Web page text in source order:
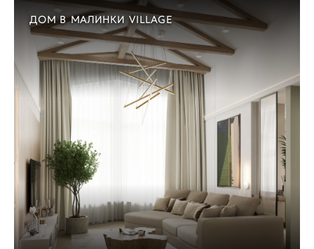
ДОМ В МАЛИНКИ VILLAGE